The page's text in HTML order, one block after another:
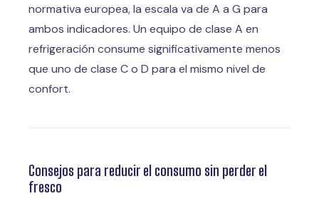
normativa europea, la escala va de A a G para
ambos indicadores. Un equipo de clase A en
refrigeración consume significativamente menos
que uno de clase C o D para el mismo nivel de
confort.
Consejos para reducir el consumo sin perder el
fresco